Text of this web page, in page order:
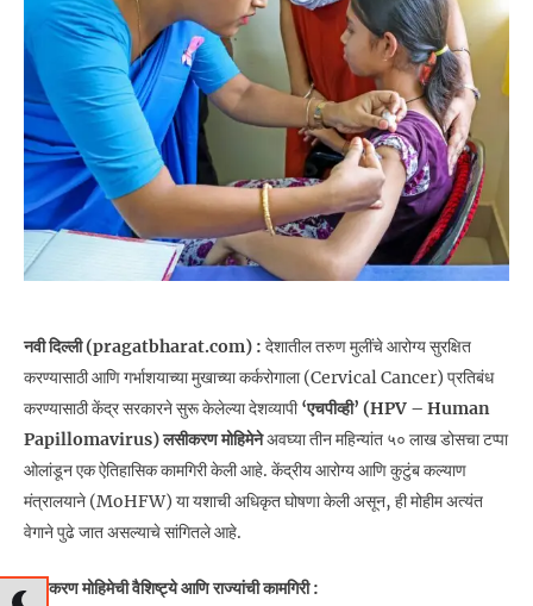
नवी दिल्ली (pragatbharat.com) : देशातील तरुण मुलींचे आरोग्य सुरक्षित
करण्यासाठी आणि गर्भाशयाच्या मुखाच्या कर्करोगाला (Cervical Cancer) प्रतिबंध
करण्यासाठी केंद्र सरकारने सुरू केलेल्या देशव्यापी‘एचपीव्ही’ (HPV – Human
Papillomavirus) लसीकरण मोहिमेनेअवघ्या तीन महिन्यांत ५० लाख डोसचा टप्पा
ओलांडून एक ऐतिहासिक कामगिरी केली आहे. केंद्रीय आरोग्य आणि कुटुंब कल्याण
मंत्रालयाने (MoHFW) या यशाची अधिकृत घोषणा केली असून, ही मोहीम अत्यंत
वेगाने पुढे जात असल्याचे सांगितले आहे.
लसीकरण मोहिमेची वैशिष्ट्ये आणि राज्यांची कामगिरी :